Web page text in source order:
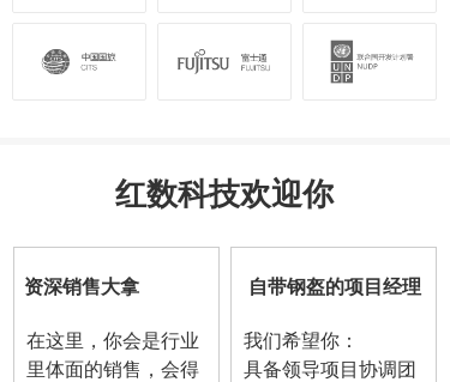
红数科技欢迎你
资深销售大拿
在这里，你会是行业
里体面的销售，会得
自带钢盔的项目经理
我们希望你：
具备领导项目协调团